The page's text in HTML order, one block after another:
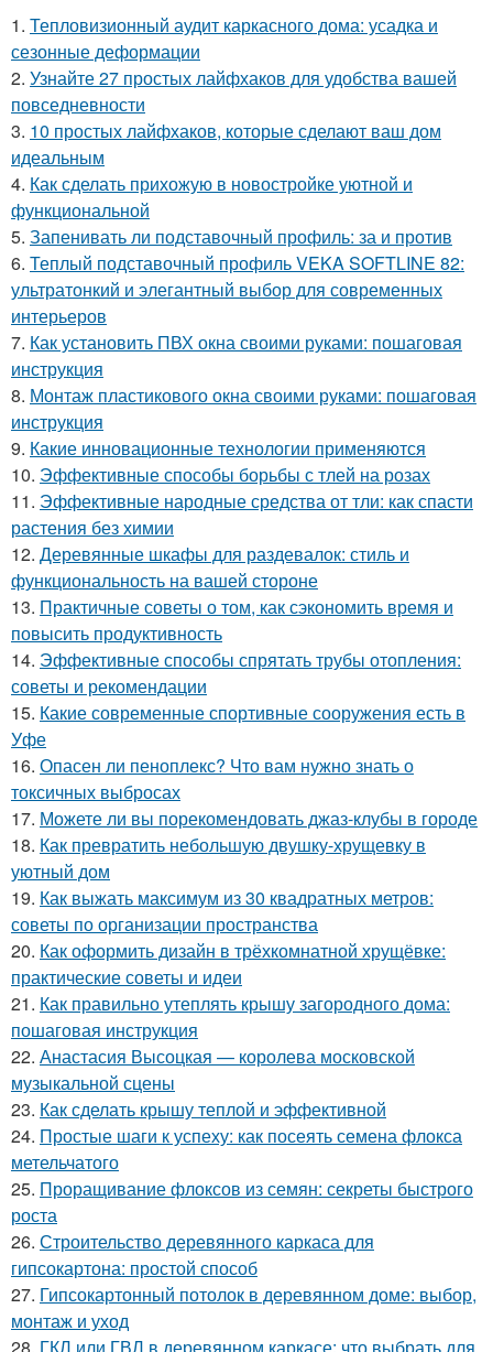
1. Тепловизионный аудит каркасного дома: усадка и
сезонные деформации
2. Узнайте 27 простых лайфхаков для удобства вашей
повседневности
3. 10 простых лайфхаков, которые сделают ваш дом
идеальным
4. Как сделать прихожую в новостройке уютной и
функциональной
5. Запенивать ли подставочный профиль: за и против
6. Теплый подставочный профиль VEKA SOFTLINE 82:
ультратонкий и элегантный выбор для современных
интерьеров
7. Как установить ПВХ окна своими руками: пошаговая
инструкция
8. Монтаж пластикового окна своими руками: пошаговая
инструкция
9. Какие инновационные технологии применяются
10. Эффективные способы борьбы с тлей на розах
11. Эффективные народные средства от тли: как спасти
растения без химии
12. Деревянные шкафы для раздевалок: стиль и
функциональность на вашей стороне
13. Практичные советы о том, как сэкономить время и
повысить продуктивность
14. Эффективные способы спрятать трубы отопления:
советы и рекомендации
15. Какие современные спортивные сооружения есть в
Уфе
16. Опасен ли пеноплекс? Что вам нужно знать о
токсичных выбросах
17. Можете ли вы порекомендовать джаз-клубы в городе
18. Как превратить небольшую двушку-хрущевку в
уютный дом
19. Как выжать максимум из 30 квадратных метров:
советы по организации пространства
20. Как оформить дизайн в трёхкомнатной хрущёвке:
практические советы и идеи
21. Как правильно утеплять крышу загородного дома:
пошаговая инструкция
22. Анастасия Высоцкая — королева московской
музыкальной сцены
23. Как сделать крышу теплой и эффективной
24. Простые шаги к успеху: как посеять семена флокса
метельчатого
25. Проращивание флоксов из семян: секреты быстрого
роста
26. Строительство деревянного каркаса для
гипсокартона: простой способ
27. Гипсокартонный потолок в деревянном доме: выбор,
монтаж и уход